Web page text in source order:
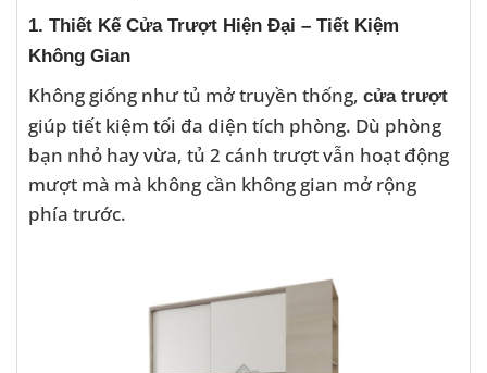
1. Thiết Kế Cửa Trượt Hiện Đại – Tiết Kiệm
Không Gian
Không giống như tủ mở truyền thống, cửa trượt
giúp tiết kiệm tối đa diện tích phòng. Dù phòng
bạn nhỏ hay vừa, tủ 2 cánh trượt vẫn hoạt động
mượt mà mà không cần không gian mở rộng
phía trước.